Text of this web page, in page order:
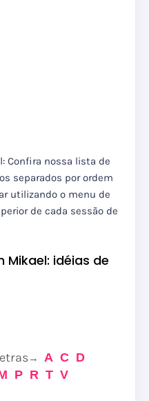
Confira nossa lista de
separados por ordem
utilizando o menu de
de cada sessão de
idéias de
→ A C D
P R T V